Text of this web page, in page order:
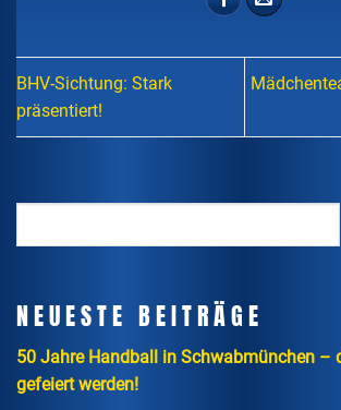
BHV-Sichtung: Stark
präsentiert!
NEUESTE BEITRÄGE
50 Jahre Handball in Schwabmünchen –
gefeiert werden!